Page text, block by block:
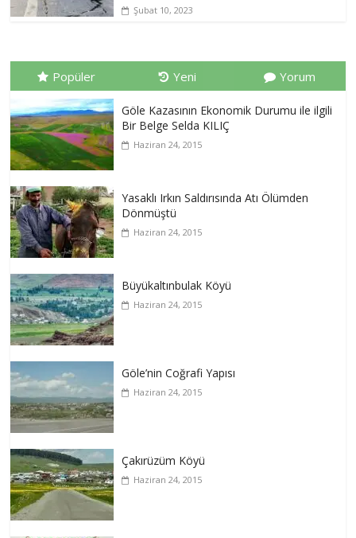
Şubat 10, 2023
Popüler Yeni Yorum
Göle Kazasının Ekonomik Durumu ile ilgili
Bir Belge Selda KILIÇ
Haziran 24, 2015
Yasaklı Irkın Saldırısında Atı Ölümden
Dönmüştü
Haziran 24, 2015
Büyükaltınbulak Köyü
Haziran 24, 2015
Göle’nin Coğrafi Yapısı
Haziran 24, 2015
Çakırüzüm Köyü
Haziran 24, 2015